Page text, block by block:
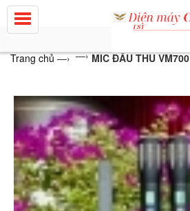
Trang chủ—› —› MIC ĐẦU THU VM700